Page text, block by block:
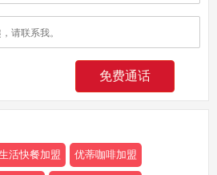
免费通话
活快餐加盟 优蒂咖啡加盟